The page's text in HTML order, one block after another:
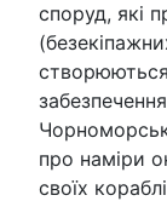
споруд, які
про наміри
своїх